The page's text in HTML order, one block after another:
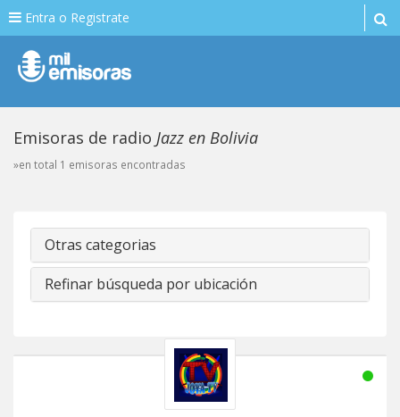
Entra o Registrate
Emisoras de radio Jazz en Bolivia
»en total 1 emisoras encontradas
Otras categorias
Refinar búsqueda por ubicación